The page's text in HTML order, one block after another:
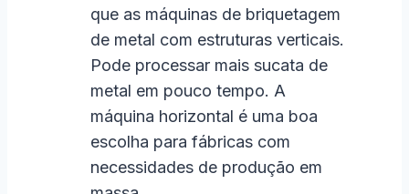
que as máquinas de briquetagem
de metal com estruturas verticais.
Pode processar mais sucata de
metal em pouco tempo. A
máquina horizontal é uma boa
escolha para fábricas com
necessidades de produção em